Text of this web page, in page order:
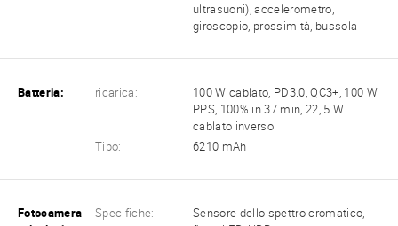
ultrasuoni), accelerometro,
giroscopio, prossimità, bussola
Batteria: ricarica:
100 W cablato, PD3.0, QC3+, 100 W
PPS, 100% in 37 min, 22, 5 W
cablato inverso
Tipo:
6210 mAh
Fotocamera
Specifiche:
Sensore dello spettro cromatico,